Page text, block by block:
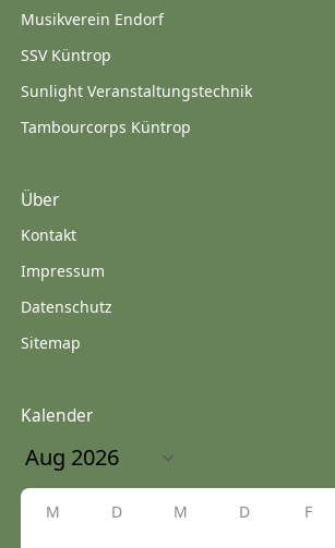
Musikverein Endorf
SSV Küntrop
Sunlight Veranstaltungstechnik
Tambourcorps Küntrop
Über
Kontakt
Impressum
Datenschutz
Sitemap
Kalender
M D M D F